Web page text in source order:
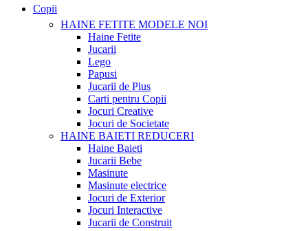
Copii
HAINE FETITE MODELE NOI
Haine Fetite
Jucarii
Lego
Papusi
Jucarii de Plus
Carti pentru Copii
Jocuri Creative
Jocuri de Societate
HAINE BAIETI REDUCERI
Haine Baieti
Jucarii Bebe
Masinute
Masinute electrice
Jocuri de Exterior
Jocuri Interactive
Jucarii de Construit